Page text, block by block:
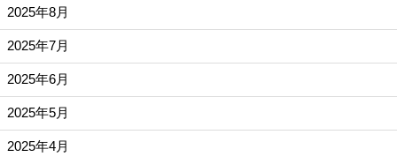
2025年8月
2025年7月
2025年6月
2025年5月
2025年4月